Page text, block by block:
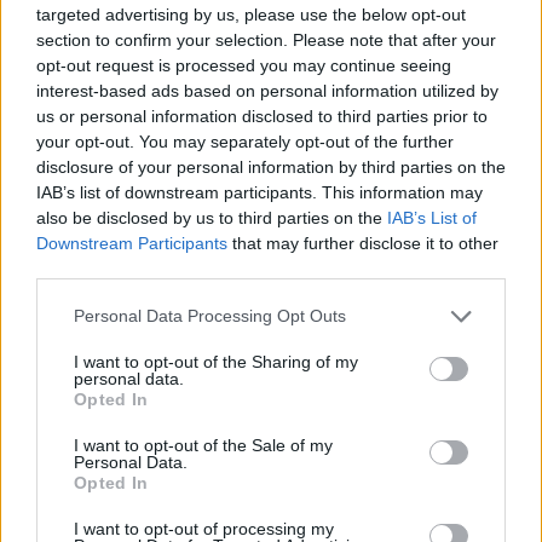
targeted advertising by us, please use the below opt-out
section to confirm your selection. Please note that after your
opt-out request is processed you may continue seeing
interest-based ads based on personal information utilized by
us or personal information disclosed to third parties prior to
your opt-out. You may separately opt-out of the further
disclosure of your personal information by third parties on the
IAB’s list of downstream participants. This information may
also be disclosed by us to third parties on the IAB’s List of
Downstream Participants that may further disclose it to other
Personal Data Processing Opt Outs
I want to opt-out of the Sharing of my
personal data.
Opted In
I want to opt-out of the Sale of my
Personal Data.
Opted In
I want to opt-out of processing my
Tomáš Kramár: Česká veřejnost a životní prostředí:
roste optimismus, neznalost zůstává
9.1.2001
Nízká "ekogramotnost" široké veřejnosti, okrajovost problematiky
životního prostředí v agendě rozhodujících politických subjektů a
vnímání environmentálních ohledů jako ohrožení ekonomického
rozvoje, to jsou některé ze závěrů Analýzy připravenosti ČR na
implementaci (tj. reálné uplatnění) norem EUv oblasti ochrany
životního prostředí. ProEvropskou komisitento projekt
firma Gabal, Analysis and Consulting v období od října 1999 do
prosince 2000.
Ondřej Simon: Poznámka o televizi, vepřích a
vánočních stromcích
Ekologické organizace i ta část lidu v české kotlině a moravských
úvalech, která má srdce nakloněné přírodě, mají často potíže se
svou vlastní aktivností. Člověk vidí kolem sebe plno neřádu, a to
nepodařilo zbavit ho přirozeného puzení problémy řešit a tak neví,